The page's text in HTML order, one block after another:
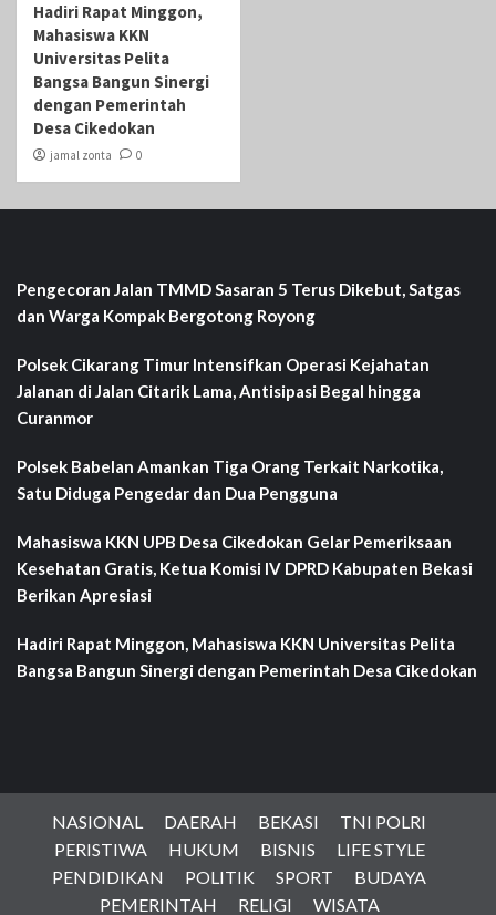
Hadiri Rapat Minggon,
Mahasiswa KKN
Universitas Pelita
Bangsa Bangun Sinergi
dengan Pemerintah
Desa Cikedokan
jamal zonta 0
Pengecoran Jalan TMMD Sasaran 5 Terus Dikebut, Satgas
dan Warga Kompak Bergotong Royong
Polsek Cikarang Timur Intensifkan Operasi Kejahatan
Jalanan di Jalan Citarik Lama, Antisipasi Begal hingga
Curanmor
Polsek Babelan Amankan Tiga Orang Terkait Narkotika,
Satu Diduga Pengedar dan Dua Pengguna
Mahasiswa KKN UPB Desa Cikedokan Gelar Pemeriksaan
Kesehatan Gratis, Ketua Komisi IV DPRD Kabupaten Bekasi
Berikan Apresiasi
Hadiri Rapat Minggon, Mahasiswa KKN Universitas Pelita
Bangsa Bangun Sinergi dengan Pemerintah Desa Cikedokan
NASIONAL DAERAH BEKASI
TNI POLRI
PERISTIWA
HUKUM BISNIS
LIFE STYLE
PENDIDIKAN
POLITIK SPORT
BUDAYA
PEMERINTAH
RELIGI WISATA